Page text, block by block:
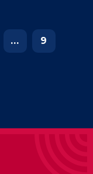
... 9